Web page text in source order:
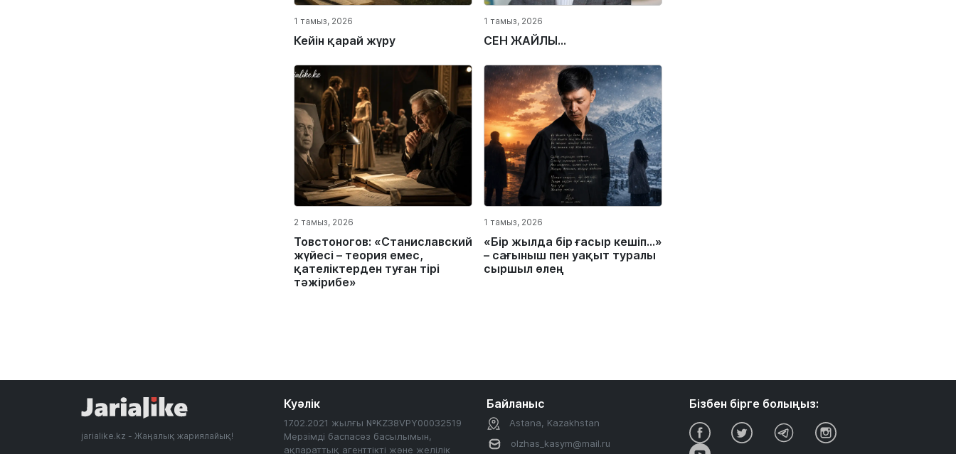
1 тамыз, 2026
Кейін қарай жүру
1 тамыз, 2026
СЕН ЖАЙЛЫ...
2 тамыз, 2026
Товстоногов: «Станиславский
жүйесі – теория емес,
қателіктерден туған тірі
тәжірибе»
1 тамыз, 2026
«Бір жылда бір ғасыр кешіп…»
– сағыныш пен уақыт туралы
сыршыл өлең
jarialike.kz - Жаңалық жариялайық!
Куәлік
17.02.2021 жылғы №KZ38VPY00032519
Мерзімді баспасөз басылымын,
ақпараттық агенттікті және желілік
Байланыс
Astana, Kazakhstan
olzhas_kasym@mail.ru
Бізбен бірге болыңыз: